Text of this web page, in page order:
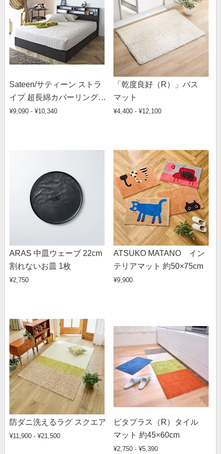
Sateen/サティーン ストラ
イプ 超長綿カバーリング
ベッドシーツ
¥9,090 - ¥10,340
「乾度良好（R）」バス
マット
¥4,400 - ¥12,100
ARAS 中皿ウェーブ 22cm
割れないお皿 1枚
¥2,750
ATSUKO MATANO イン
テリアマット 約50×75cm
¥9,900
防ダニ洗えるラグ スクエア
¥11,900 - ¥21,500
ピタプラス（R）タイル
マット 約45×60cm
¥2,750 - ¥5,390